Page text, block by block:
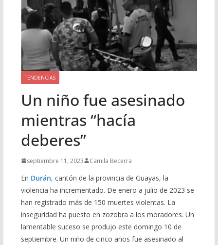
TENDENCIAS
Un niño fue asesinado
mientras “hacía
deberes”
septiembre 11, 2023 Camila Becerra
En Durán, cantón de la provincia de Guayas, la
violencia ha incrementado. De enero a julio de 2023 se
han registrado más de 150 muertes violentas. La
inseguridad ha puesto en zozobra a los moradores. Un
lamentable suceso se produjo este domingo 10 de
septiembre. Un niño de cinco años fue asesinado al